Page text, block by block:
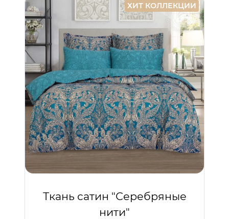
ХИТ КОЛЛЕКЦИИ
Ткань сатин "Серебряные
нити"